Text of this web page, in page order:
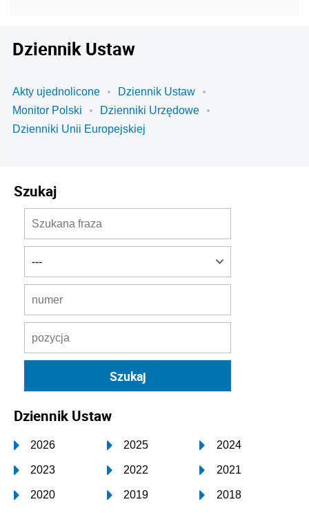
Dziennik Ustaw
Akty ujednolicone
Dziennik Ustaw
Monitor Polski
Dzienniki Urzędowe
Dzienniki Unii Europejskiej
Szukaj
Dziennik Ustaw
2026 2025 2024
2023 2022 2021
2020 2019 2018